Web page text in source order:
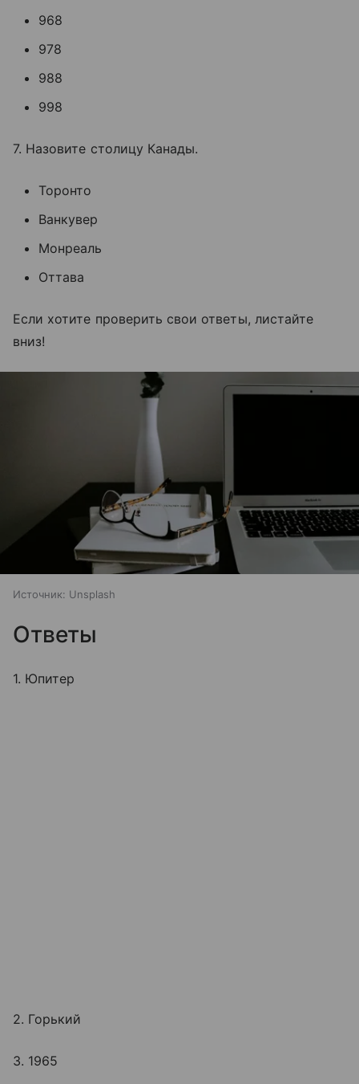
968
978
988
998
7. Назовите столицу Канады.
Торонто
Ванкувер
Монреаль
Оттава
Если хотите проверить свои ответы, листайте
вниз!
Источник: Unsplash
Ответы
1. Юпитер
2. Горький
3. 1965